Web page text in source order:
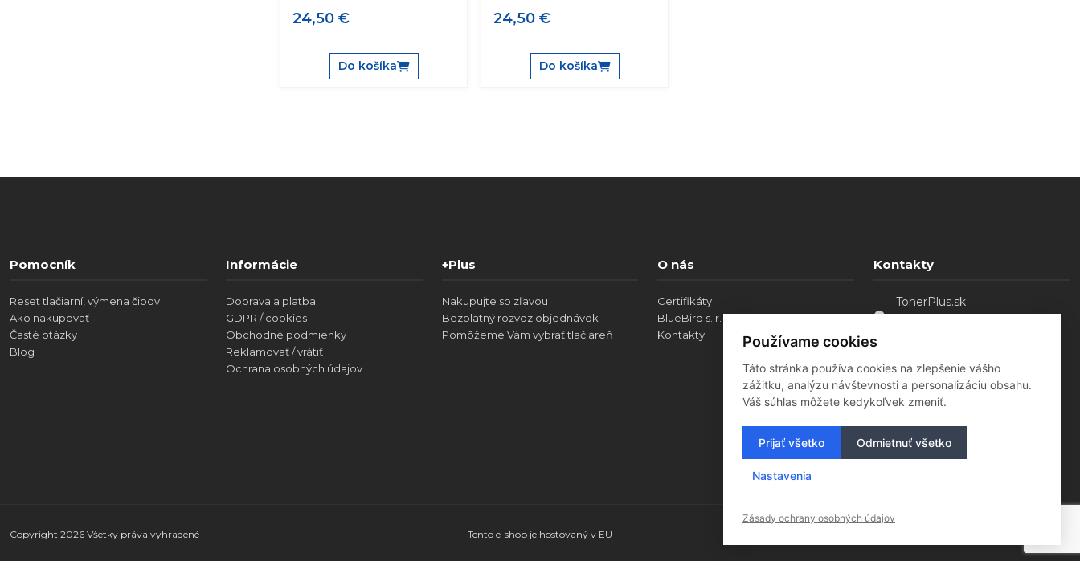
24,50 €
Do košíka
24,50 €
Do košíka
Pomocník
Reset tlačiarní, výmena čipov
Ako nakupovať
Časté otázky
Blog
Informácie
Doprava a platba
GDPR / cookies
Obchodné podmienky
Reklamovať / vrátiť
Ochrana osobných údajov
+Plus
Nakupujte so zľavou
Bezplatný rozvoz objednávok
Pomôžeme Vám vybrať tlačiareň
O nás
Certifikáty
BlueBird s. r. o.
Kontakty
Kontakty
TonerPlus.sk
tonerplus@bluebird.sk
Copyright 2026 Všetky práva vyhradené Tento e-shop je hostovaný v EU
Používame cookies
Táto stránka používa cookies na zlepšenie vášho
zážitku, analýzu návštevnosti a personalizáciu obsahu.
Váš súhlas môžete kedykoľvek zmeniť.
Prijať všetko Odmietnuť všetko
Nastavenia
Zásady ochrany osobných údajov